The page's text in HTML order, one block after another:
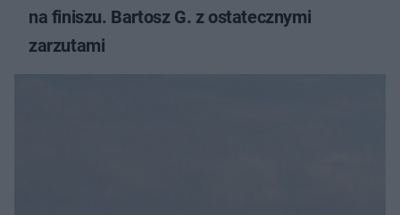
na finiszu. Bartosz G. z ostatecznymi
zarzutami